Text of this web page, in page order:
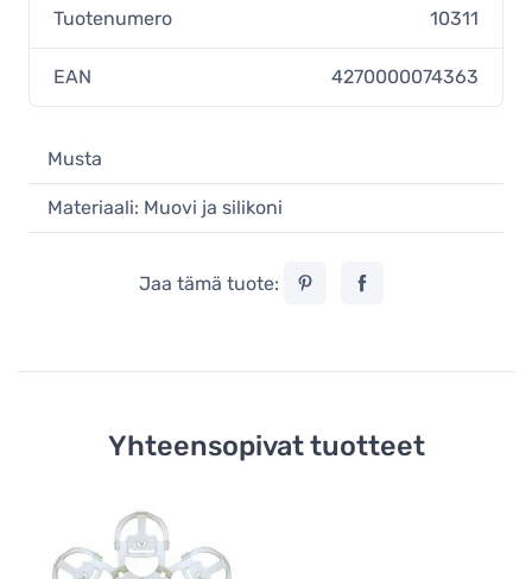
Tuotenumero 10311
EAN 4270000074363
Musta
Materiaali: Muovi ja silikoni
Jaa tämä tuote:
Yhteensopivat tuotteet